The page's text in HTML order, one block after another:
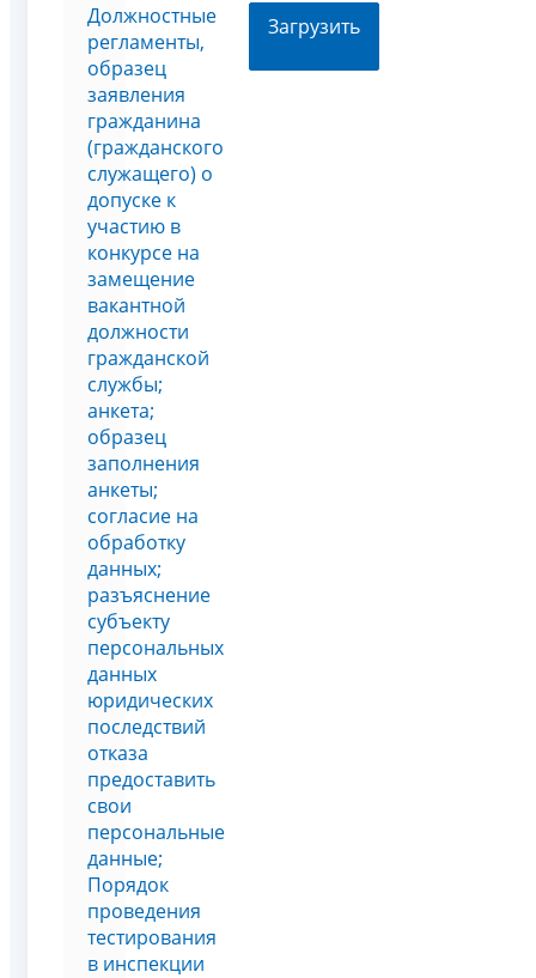
Должностные
регламенты,
образец
заявления
гражданина
(гражданского
служащего) о
допуске к
участию в
конкурсе на
замещение
вакантной
должности
гражданской
службы;
анкета;
образец
заполнения
анкеты;
согласие на
обработку
данных;
разъяснение
субъекту
персональных
данных
юридических
последствий
отказа
предоставить
свои
персональные
данные;
Порядок
проведения
тестирования
в инспекции
Загрузить